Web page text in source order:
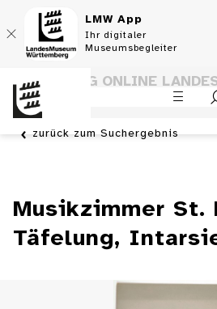
LMW App
Ihr digitaler
Museumsbegleiter
SAMMLUNG ONLINE
WÜRTTEMBERG
zurück zum Suchergebnis
Musikzimmer St.
Täfelung,